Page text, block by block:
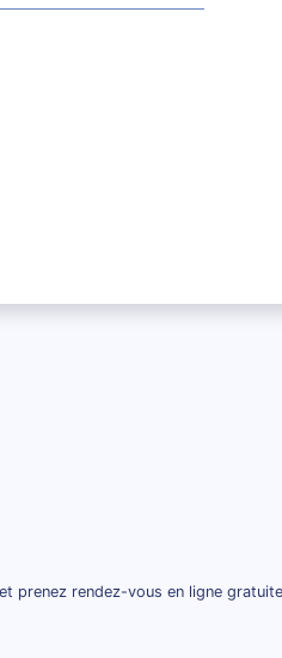
prenez rendez-vous en ligne